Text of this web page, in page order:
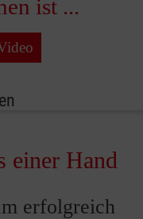
ist ...
einer Hand
erfolgreich